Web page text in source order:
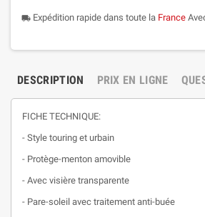
local_shipping Expédition rapide dans toute la France
DESCRIPTION PRIX EN LIGNE
FICHE TECHNIQUE:
- Style touring et urbain
- Protège-menton amovible
- Avec visière transparente
- Pare-soleil avec traitement anti-buée